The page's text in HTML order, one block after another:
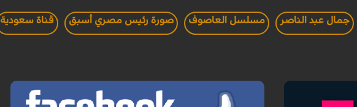
جمال عبد الناصر مسلسل العاصوف صورة رئيس مصري أسبق قناة سعودية